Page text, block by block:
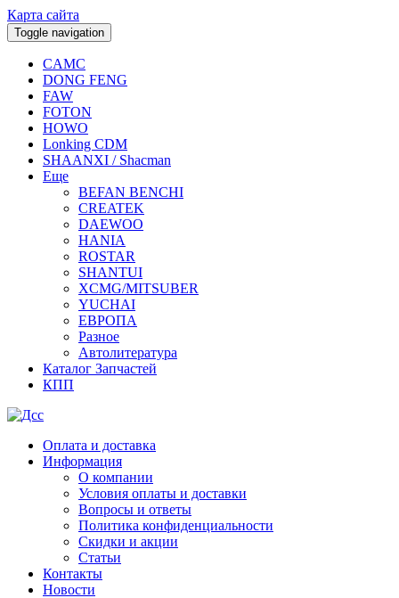
Карта сайта
Toggle navigation
CAMC
DONG FENG
FAW
FOTON
HOWO
Lonking CDM
SHAANXI / Shacman
Еще
BEFAN BENCHI
CREATEK
DAEWOO
HANIA
ROSTAR
SHANTUI
XCMG/MITSUBER
YUCHAI
ЕВРОПА
Разное
Aвтолитература
Каталог Запчастей
КПП
Оплата и доставка
Информация
О компании
Условия оплаты и доставки
Вопросы и ответы
Политика конфиденциальности
Скидки и акции
Статьи
Контакты
Новости